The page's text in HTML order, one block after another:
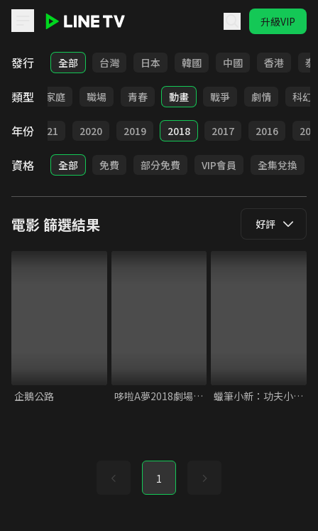
升級VIP
LINE TV - 電影
發行 全部 台灣 日本 韓國 中國 香港 泰
類型
影展 家庭 職場 青春 動畫 戰爭 劇情 科幻
年份 2021 2020 2019 2018 2017 2016
資格 全部 免費 部分免費 VIP會員 全集兌換
電影篩選結果 好評
企鵝公路 哆啦A夢2018劇場版：大雄的金銀島 蠟筆小新：功夫小子 拉麵大亂鬥
1